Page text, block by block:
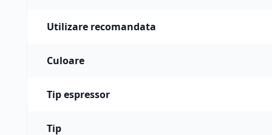
Utilizare recomandata
Culoare
Tip espressor
Tip